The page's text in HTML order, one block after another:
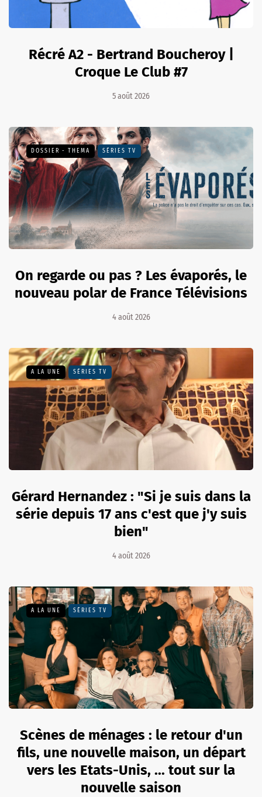
Récré A2 - Bertrand Boucheroy |
Croque Le Club #7
5 août 2026
DOSSIER - THEMA SÉRIES TV
On regarde ou pas ? Les évaporés, le
nouveau polar de France Télévisions
4 août 2026
A LA UNE SÉRIES TV
Gérard Hernandez : "Si je suis dans la
série depuis 17 ans c'est que j'y suis
bien"
4 août 2026
A LA UNE SÉRIES TV
Scènes de ménages : le retour d'un
fils, une nouvelle maison, un départ
vers les Etats-Unis, ... tout sur la
nouvelle saison